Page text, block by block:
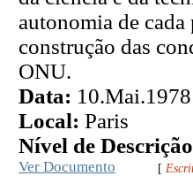
autonomia de
construção das
ONU.
Data: 10.Mai.1978
Local: Paris
Nível de
Ver Documento [